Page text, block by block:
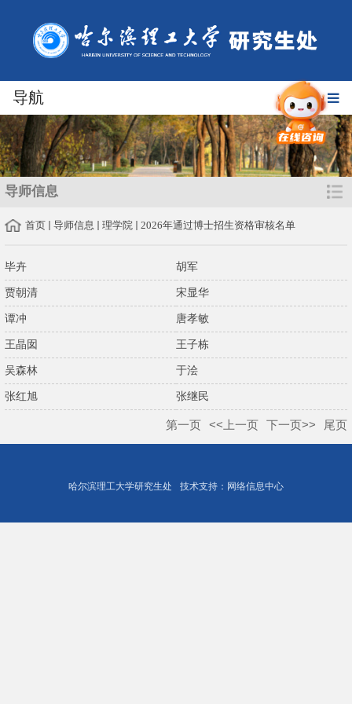
导航
导师信息
首页 导师信息 理学院 2026年通过博士招生资格审核名单
毕卉 胡军
贾朝清 宋显华
谭冲 唐孝敏
王晶囡 王子栋
吴森林 于浍
张红旭 张继民
第一页 <<上一页 下一页>> 尾页
哈尔滨理工大学研究生处 技术支持：网络信息中心